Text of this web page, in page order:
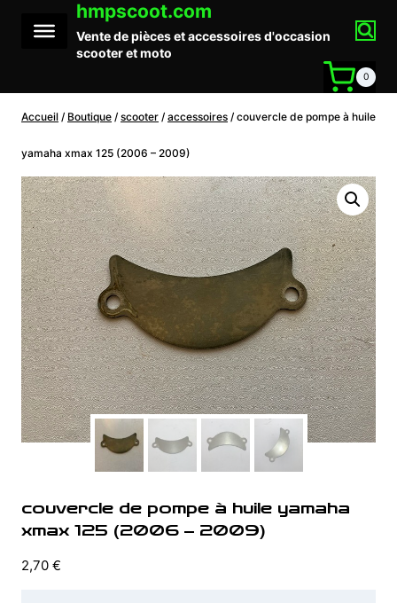
contenu
hmpscoot.com
Vente de pièces et accessoires d'occasion
scooter et moto
0
Accueil / Boutique / scooter / accessoires / couvercle de pompe à huile
yamaha xmax 125 (2006 – 2009)
couvercle de pompe à huile yamaha
xmax 125 (2006 – 2009)
2,70 €